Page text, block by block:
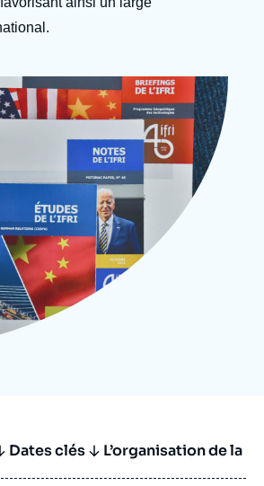
Ifri Publications
© Ifri
Dates clés L’organisation de la